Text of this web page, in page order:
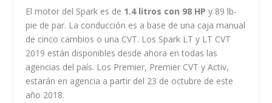
El motor del Spark es de 1.4 litros con 98 HP y 89 lb-
pie de par. La conducción es a base de una caja manual
de cinco cambios o una CVT. Los Spark LT y LT CVT
2019 están disponibles desde ahora en todas las
agencias del país. Los Premier, Premier CVT y Activ,
estarán en agencia a partir del 23 de octubre de este
año 2018.